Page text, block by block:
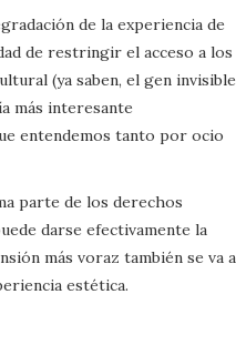
de la experiencia de
de restringir el acceso a los
(ya saben, el gen invisible
más interesante
entendemos tanto por ocio
parte de los derechos
darse efectivamente la
más voraz también se va a
estética.